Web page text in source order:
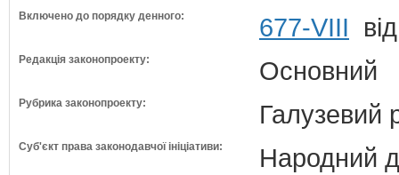
Включено до порядку денного: 677-VIII
Редакція законопроекту: Основний
Рубрика законопроекту: Галузевий
Суб'єкт права законодавчої ініціативи: Народний